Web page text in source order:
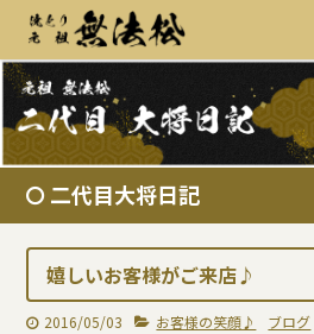
二代目大将日記
嬉しいお客様がご来店♪
2016/05/03 お客様の笑顔♪ ブログ